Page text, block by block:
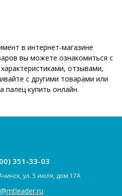
в интернет-магазине
вы можете ознакомиться с
отзывами,
с другими товарами или
палец купить онлайн.
351-33-03
ул. 5 июля, дом 17А